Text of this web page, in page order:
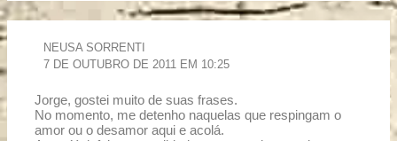
NEUSA SORRENTI
7 DE OUTUBRO DE 2011 EM 10:25
Jorge, gostei muito de suas frases.
No momento, me detenho naquelas que respingam o
amor ou o desamor aqui e acolá.